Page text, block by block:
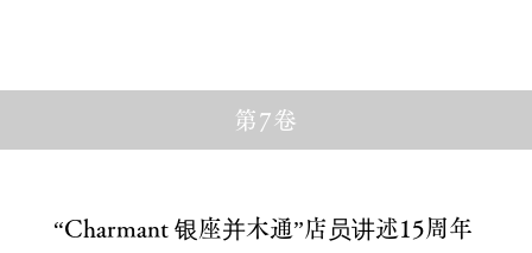
第7卷
“Charmant 银座并木通”店员讲述15周年